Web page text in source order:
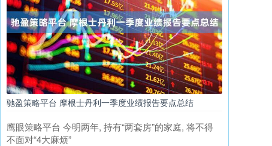
驰盈策略平台 摩根士丹利一季度业绩报告要点总结
鹰眼策略平台 今明两年, 持有“两套房”的家庭, 将不得
不面对“4大麻烦”